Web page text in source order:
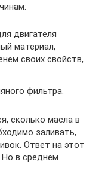
двигателя
материал,
своих свойств,
фильтра.
сколько масла в
заливать,
Ответ на этот
в среднем